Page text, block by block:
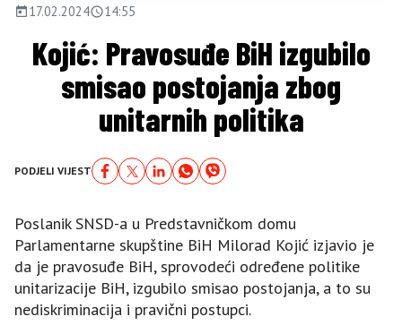
17.02.2024 14:55
Kojić: Pravosuđe BiH izgubilo
smisao postojanja zbog
unitarnih politika
PODJELI VIJEST
Poslanik SNSD-a u Predstavničkom domu
Parlamentarne skupštine BiH Milorad Kojić izjavio je
da je pravosuđe BiH, sprovodeći određene politike
unitarizacije BiH, izgubilo smisao postojanja, a to su
nediskriminacija i pravični postupci.